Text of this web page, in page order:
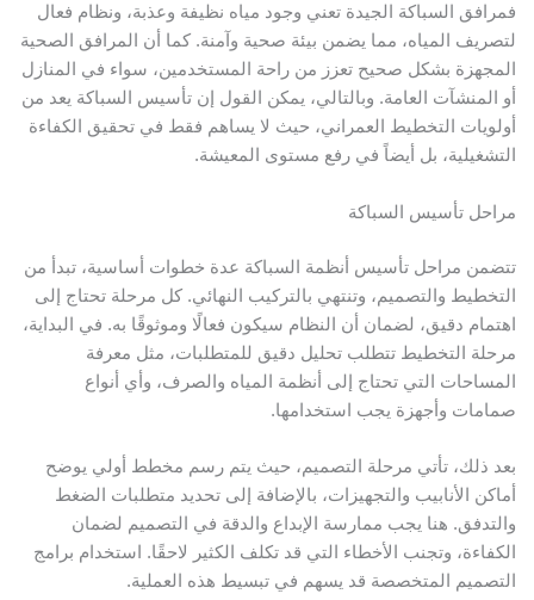
فمرافق السباكة الجيدة تعني وجود مياه نظيفة وعذبة، ونظام فعال
لتصريف المياه، مما يضمن بيئة صحية وآمنة. كما أن المرافق الصحية
المجهزة بشكل صحيح تعزز من راحة المستخدمين، سواء في المنازل
أو المنشآت العامة. وبالتالي، يمكن القول إن تأسيس السباكة يعد من
أولويات التخطيط العمراني، حيث لا يساهم فقط في تحقيق الكفاءة
التشغيلية، بل أيضاً في رفع مستوى المعيشة.
مراحل تأسيس السباكة
تتضمن مراحل تأسيس أنظمة السباكة عدة خطوات أساسية، تبدأ من
التخطيط والتصميم، وتنتهي بالتركيب النهائي. كل مرحلة تحتاج إلى
اهتمام دقيق، لضمان أن النظام سيكون فعالًا وموثوقًا به. في البداية،
مرحلة التخطيط تتطلب تحليل دقيق للمتطلبات، مثل معرفة
المساحات التي تحتاج إلى أنظمة المياه والصرف، وأي أنواع
صمامات وأجهزة يجب استخدامها.
بعد ذلك، تأتي مرحلة التصميم، حيث يتم رسم مخطط أولي يوضح
أماكن الأنابيب والتجهيزات، بالإضافة إلى تحديد متطلبات الضغط
والتدفق. هنا يجب ممارسة الإبداع والدقة في التصميم لضمان
الكفاءة، وتجنب الأخطاء التي قد تكلف الكثير لاحقًا. استخدام برامج
التصميم المتخصصة قد يسهم في تبسيط هذه العملية.